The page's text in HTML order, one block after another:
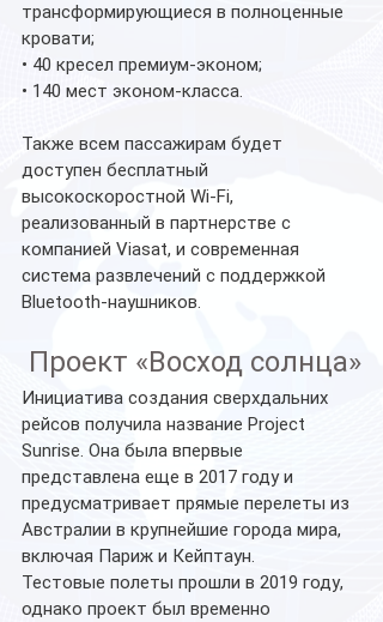
трансформирующиеся в полноценные
кровати;
• 40 кресел премиум-эконом;
• 140 мест эконом-класса.
Также всем пассажирам будет
доступен бесплатный
высокоскоростной Wi-Fi,
реализованный в партнерстве с
компанией Viasat, и современная
система развлечений с поддержкой
Bluetooth-наушников.
Проект «Восход солнца»
Инициатива создания сверхдальних
рейсов получила название Project
Sunrise. Она была впервые
представлена еще в 2017 году и
предусматривает прямые перелеты из
Австралии в крупнейшие города мира,
включая Париж и Кейптаун.
Тестовые полеты прошли в 2019 году,
однако проект был временно